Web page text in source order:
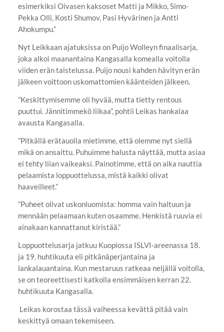
esimerkiksi Oivasen kaksoset Matti ja Mikko, Simo-
Pekka Olli, Kosti Shumov, Pasi Hyvärinen ja Antti
Ahokumpu.”
Nyt Leikkaan ajatuksissa on Puijo Wolleyn finaalisarja,
joka alkoi maanantaina Kangasalla komealla voitolla
viiden erän taistelussa. Puijo nousi kahden hävityn erän
jälkeen voittoon uskomattomien käänteiden jälkeen.
”Keskittymisemme oli hyvää, mutta tietty rentous
puuttui. Jännitimmekö liikaa”, pohtii Leikas hankalaa
avausta Kangasalla.
”Pitkällä erätauolla mietimme, että olemme nyt siellä
mikä on ansaittu. Puhuimme halusta näyttää, mutta asiaa
ei tehty liian vaikeaksi. Painotimme, että on aika nauttia
pelaamista loppuottelussa, mistä kaikki olivat
haaveilleet.”
”Puheet olivat uskonluomista: homma vain haltuun ja
mennään pelaamaan kuten osaamme. Henkistä ruuvia ei
ainakaan kannattanut kiristää.”
Loppuottelusarja jatkuu Kuopiossa ISLVI-areenassa 18.
ja 19. huhtikuuta eli pitkänäperjantaina ja
lankalauantaina. Kun mestaruus ratkeaa neljällä voitolla,
se on teoreettisesti katkolla ensimmäisen kerran 22.
huhtikuuta Kangasalla.
Leikas korostaa tässä vaiheessa kevättä pitää vain
keskittyä omaan tekemiseen.